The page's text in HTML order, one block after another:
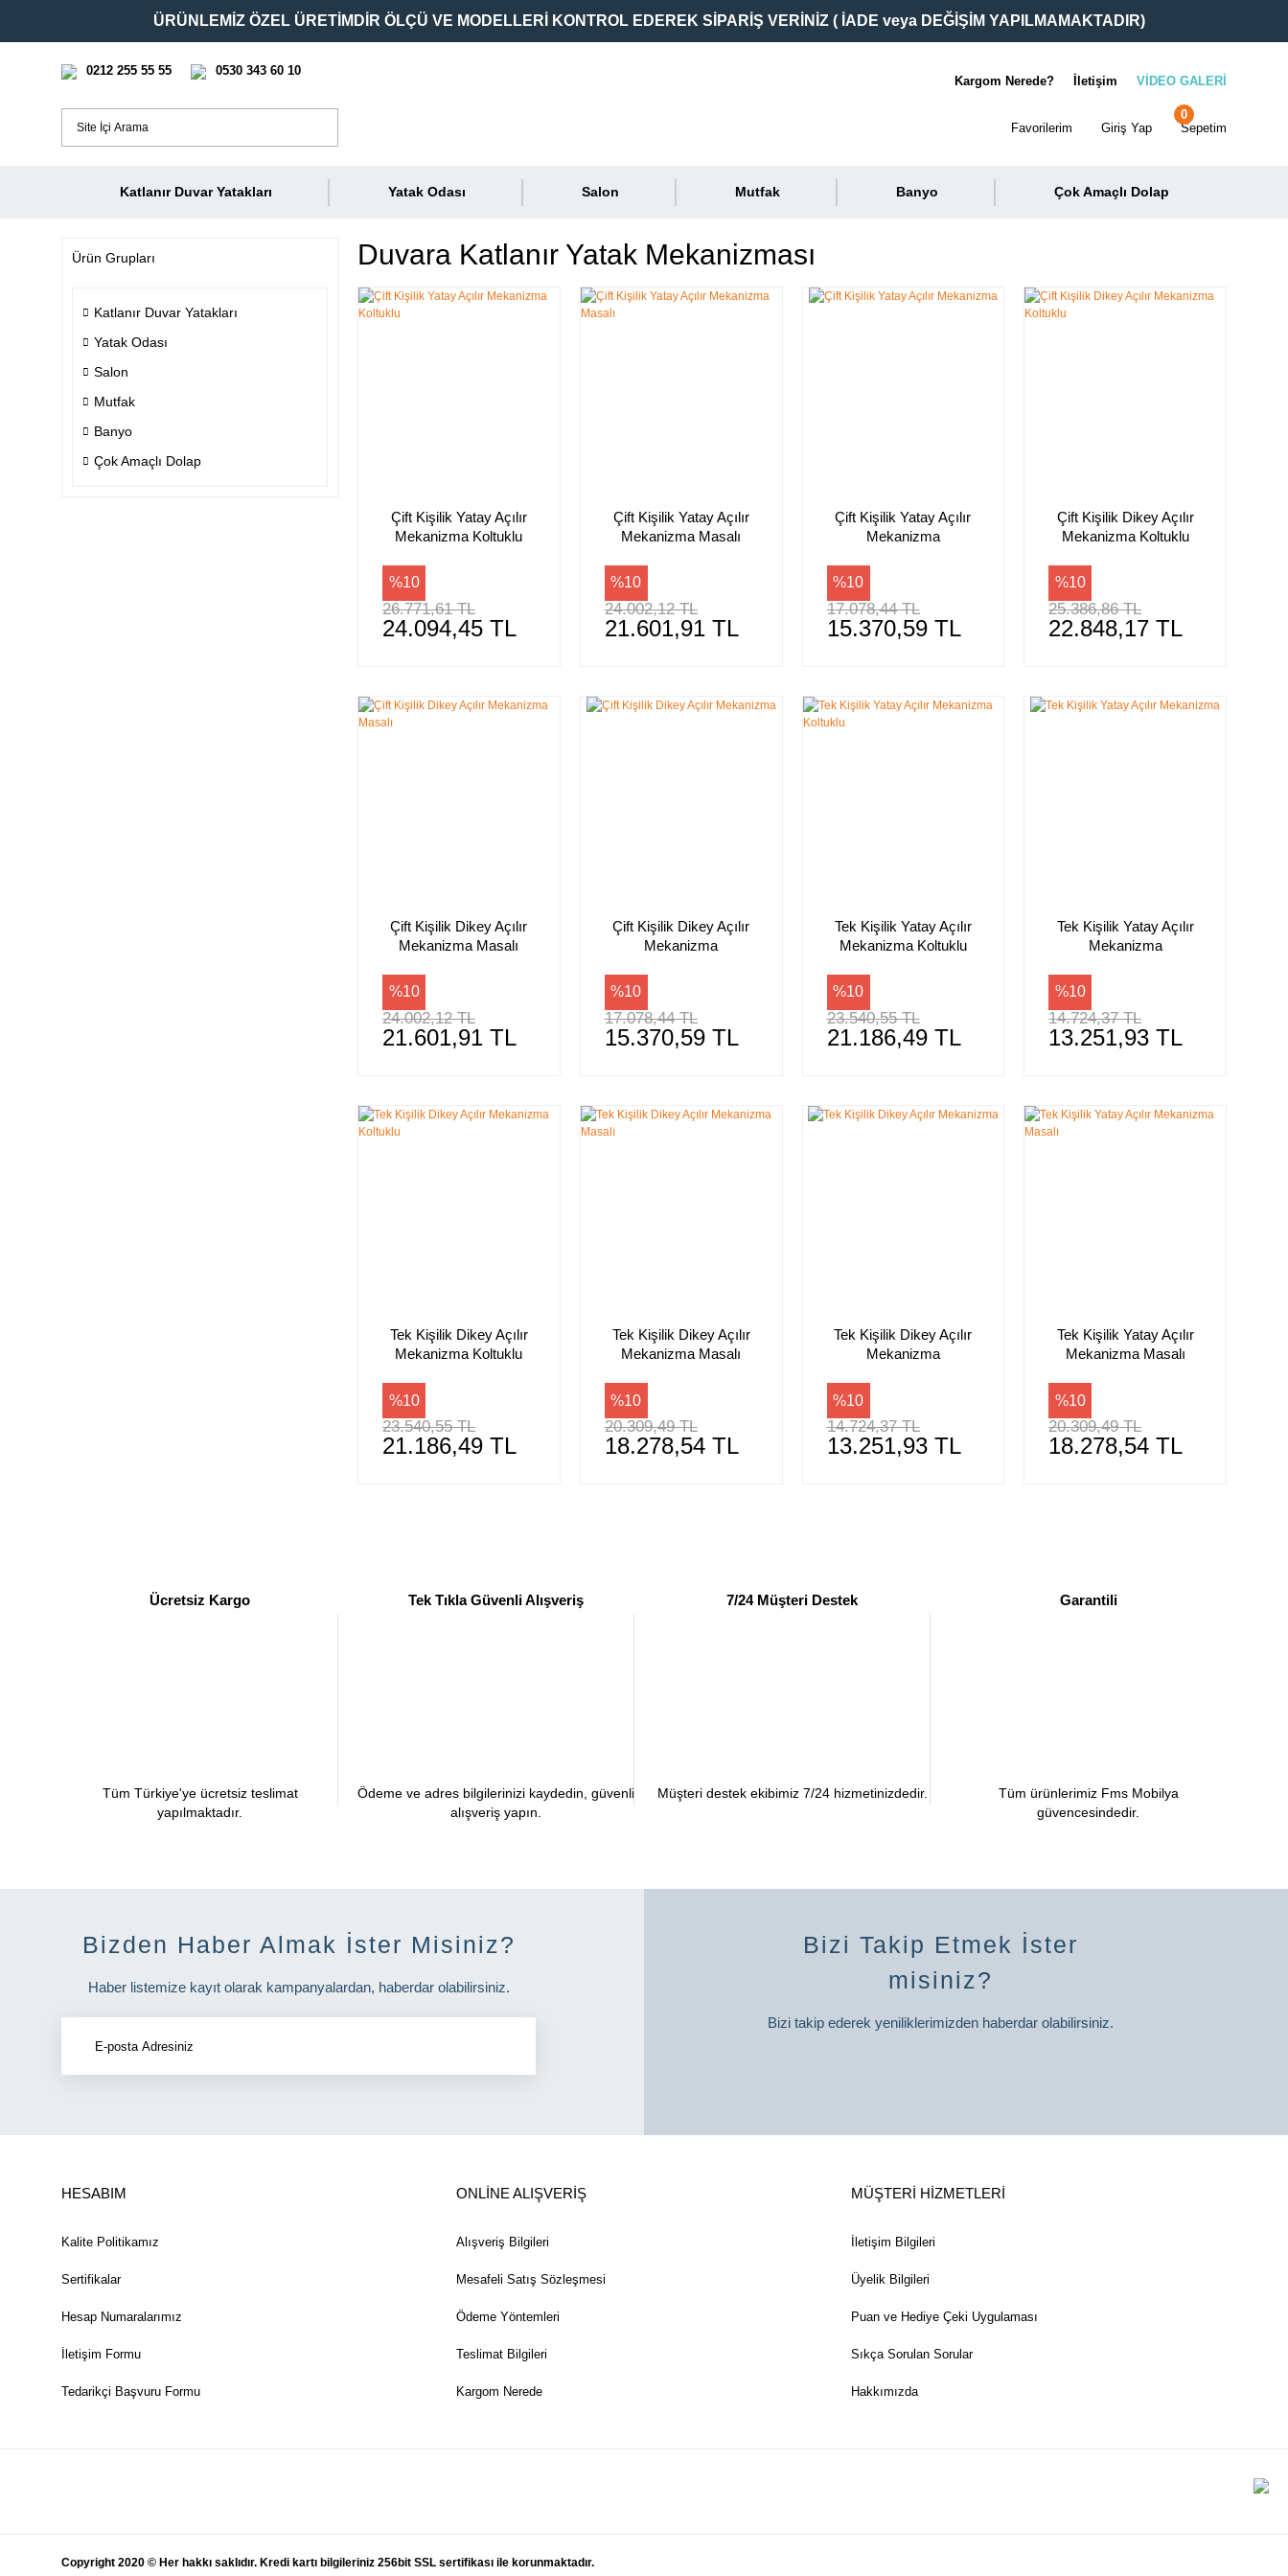
ÜRÜNLEMİZ ÖZEL ÜRETİMDİR ÖLÇÜ VE MODELLERİ KONTROL EDEREK SİPARİŞ VERİNİZ ( İADE veya DEĞİŞİM YAPILMAMAKTADIR)
0212 255 55 55 0530 343 60 10
Kargom Nerede? İletişim VİDEO GALERİ
Favorilerim Giriş Yap Sepetim
0
Katlanır Duvar Yatakları Yatak Odası Salon Mutfak Banyo Çok Amaçlı Dolap
Ürün Grupları
Katlanır Duvar Yatakları
Yatak Odası
Salon
Mutfak
Banyo
Çok Amaçlı Dolap
Duvara Katlanır Yatak Mekanizması
Çift Kişilik Yatay Açılır
Mekanizma Koltuklu
%10
26.771,61 TL
24.094,45 TL
Çift Kişilik Yatay Açılır
Mekanizma Masalı
%10
24.002,12 TL
21.601,91 TL
Çift Kişilik Yatay Açılır
Mekanizma
%10
17.078,44 TL
15.370,59 TL
Çift Kişilik Dikey Açılır
Mekanizma Koltuklu
%10
25.386,86 TL
22.848,17 TL
Çift Kişilik Dikey Açılır
Mekanizma Masalı
%10
24.002,12 TL
21.601,91 TL
Çift Kişilik Dikey Açılır
Mekanizma
%10
17.078,44 TL
15.370,59 TL
Tek Kişilik Yatay Açılır
Mekanizma Koltuklu
%10
23.540,55 TL
21.186,49 TL
Tek Kişilik Yatay Açılır
Mekanizma
%10
14.724,37 TL
13.251,93 TL
Tek Kişilik Dikey Açılır
Mekanizma Koltuklu
%10
23.540,55 TL
21.186,49 TL
Tek Kişilik Dikey Açılır
Mekanizma Masalı
%10
20.309,49 TL
18.278,54 TL
Tek Kişilik Dikey Açılır
Mekanizma
%10
14.724,37 TL
13.251,93 TL
Tek Kişilik Yatay Açılır
Mekanizma Masalı
%10
20.309,49 TL
18.278,54 TL
Ücretsiz Kargo
Tüm Türkiye'ye ücretsiz teslimat
yapılmaktadır.
Tek Tıkla Güvenli Alışveriş
Ödeme ve adres bilgilerinizi kaydedin, güvenli
alışveriş yapın.
7/24 Müşteri Destek
Müşteri destek ekibimiz 7/24 hizmetinizdedir.
Garantili
Tüm ürünlerimiz Fms Mobilya
güvencesindedir.
Bizden Haber Almak İster Misiniz?
Haber listemize kayıt olarak kampanyalardan, haberdar olabilirsiniz.
Bizi Takip Etmek İster
misiniz?
Bizi takip ederek yeniliklerimizden haberdar olabilirsiniz.
HESABIM
Kalite Politikamız
Sertifikalar
Hesap Numaralarımız
İletişim Formu
Tedarikçi Başvuru Formu
ONLİNE ALIŞVERİŞ
Alışveriş Bilgileri
Mesafeli Satış Sözleşmesi
Ödeme Yöntemleri
Teslimat Bilgileri
Kargom Nerede
MÜŞTERİ HİZMETLERİ
İletişim Bilgileri
Üyelik Bilgileri
Puan ve Hediye Çeki Uygulaması
Sıkça Sorulan Sorular
Hakkımızda
Copyright 2020 © Her hakkı saklıdır. Kredi kartı bilgileriniz 256bit SSL sertifikası ile korunmaktadır.